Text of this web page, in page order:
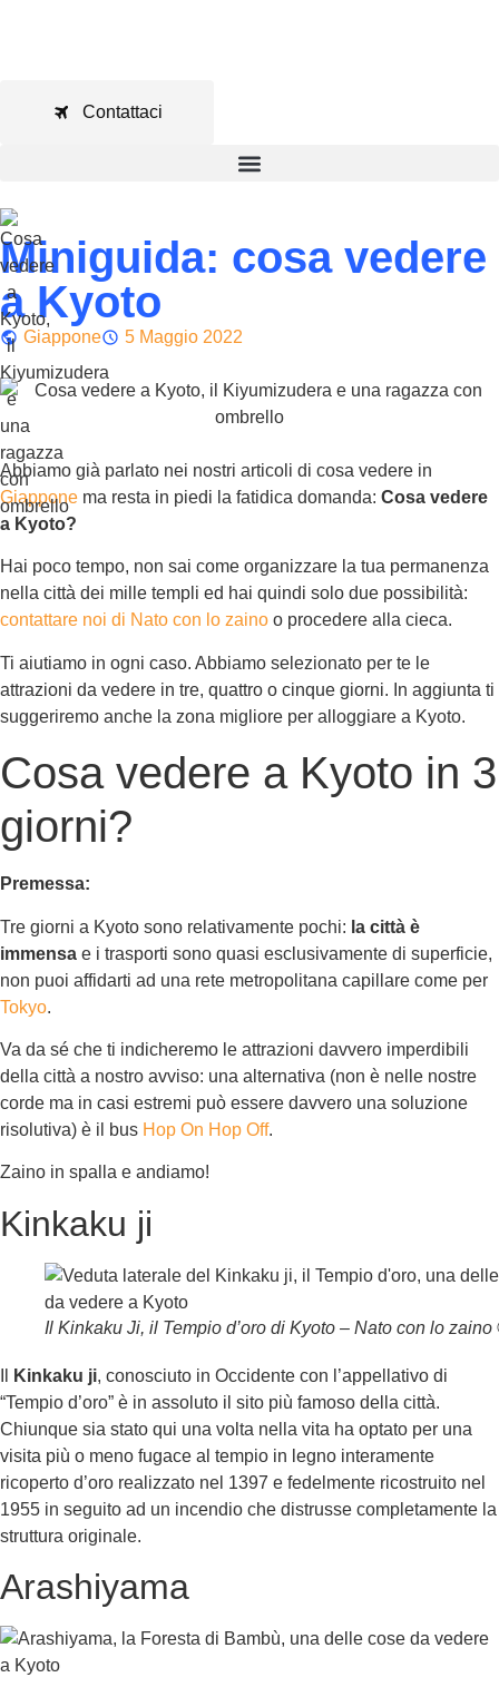
Contattaci
Miniguida: cosa vedere
a Kyoto
Giappone 5 Maggio 2022
Abbiamo già parlato nei nostri articoli di cosa vedere in
Giappone ma resta in piedi la fatidica domanda: Cosa vedere
a Kyoto?
Hai poco tempo, non sai come organizzare la tua permanenza
nella città dei mille templi ed hai quindi solo due possibilità:
contattare noi di Nato con lo zaino o procedere alla cieca.
Ti aiutiamo in ogni caso. Abbiamo selezionato per te le
attrazioni da vedere in tre, quattro o cinque giorni. In aggiunta ti
suggeriremo anche la zona migliore per alloggiare a Kyoto.
Cosa vedere a Kyoto in 3
giorni?
Premessa:
Tre giorni a Kyoto sono relativamente pochi: la città è
immensa e i trasporti sono quasi esclusivamente di superficie,
non puoi affidarti ad una rete metropolitana capillare come per
Tokyo.
Va da sé che ti indicheremo le attrazioni davvero imperdibili
della città a nostro avviso: una alternativa (non è nelle nostre
corde ma in casi estremi può essere davvero una soluzione
risolutiva) è il bus Hop On Hop Off.
Zaino in spalla e andiamo!
Kinkaku ji
Il Kinkaku Ji, il Tempio d’oro di Kyoto – Nato con lo zaino
Kinkaku ji, conosciuto in Occidente con l’appellativo di
“Tempio d’oro” è in assoluto il sito più famoso della città.
Chiunque sia stato qui una volta nella vita ha optato per una
visita più o meno fugace al tempio in legno interamente
ricoperto d’oro realizzato nel 1397 e fedelmente ricostruito nel
1955 in seguito ad un incendio che distrusse completamente la
struttura originale.
Arashiyama